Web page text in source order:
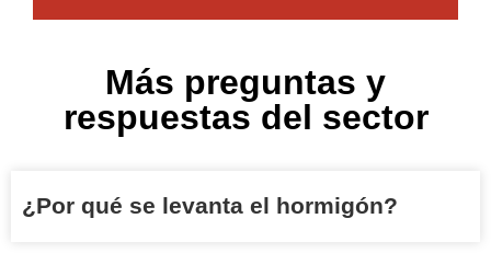
Más preguntas y
respuestas del sector
¿Por qué se levanta el hormigón?